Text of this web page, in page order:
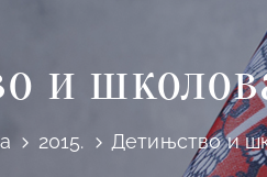
и
2015. Детињство и